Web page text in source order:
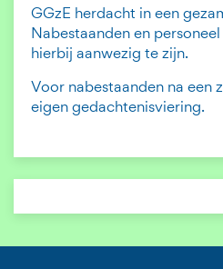
GGzE herdacht in een
Nabestaanden en
hierbij aanwezig te zijn.
Voor nabestaanden na een
eigen gedachtenisviering.